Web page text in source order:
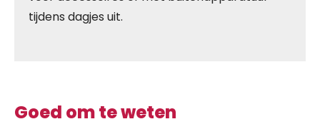
tijdens dagjes uit.
Goed om te weten